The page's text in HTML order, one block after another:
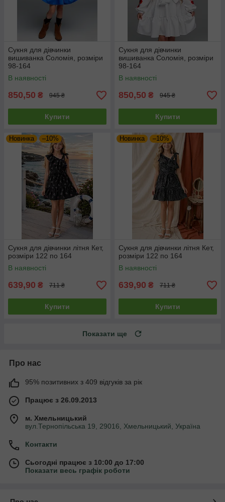
Сукня для дівчинки
вишиванка Соломія, розміри
98-164
В наявності
850,50 ₴ 945 ₴
Купити
Сукня для дівчинки
вишиванка Соломія, розміри
98-164
В наявності
850,50 ₴ 945 ₴
Купити
Новинка –10%
Сукня для дівчинки літня Кет,
розміри 122 по 164
В наявності
639,90 ₴ 711 ₴
Купити
Новинка –10%
Сукня для дівчинки літня Кет,
розміри 122 по 164
В наявності
639,90 ₴ 711 ₴
Купити
Показати ще
Про нас
95% позитивних з 409 відгуків за рік
Працює з 26.09.2013
м. Хмельницький
вул.Тернопільська 19, 29016, Хмельницький, Україна
Контакти
Сьогодні працює з 10:00 до 17:00
Показати весь графік роботи